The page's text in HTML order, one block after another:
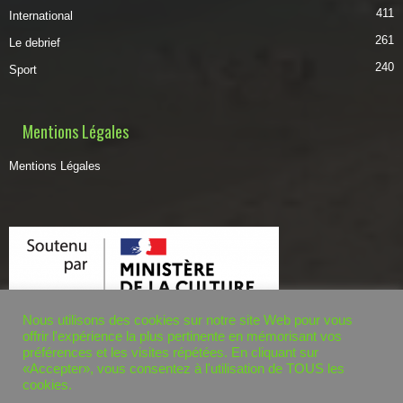
International 411
Le debrief 261
Sport 240
Mentions Légales
Mentions Légales
Nous utilisons des cookies sur notre site Web pour vous
offrir l'expérience la plus pertinente en mémorisant vos
préférences et les visites répétées. En cliquant sur
«Accepter», vous consentez à l'utilisation de TOUS les
cookies.